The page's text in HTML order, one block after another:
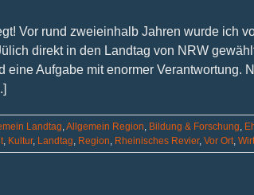
Vor rund zweieinhalb Jahren wurde ich
direkt in den Landtag von NRW
eine Aufgabe mit enormer Verantwortung.
Landtag,Allgemein Region, Bildung & Forschung,
, Kultur, Landtag, Region, Rheinisches Revier, Vor Ort,